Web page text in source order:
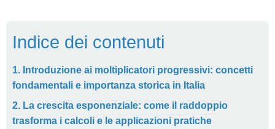
Indice dei contenuti
1. Introduzione ai moltiplicatori progressivi: concetti
fondamentali e importanza storica in Italia
2. La crescita esponenziale: come il raddoppio
trasforma i calcoli e le applicazioni pratiche